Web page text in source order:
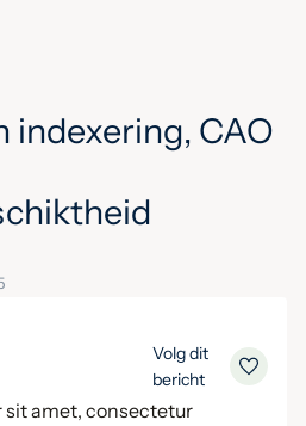
indexering, CAO
Volg dit
bericht
sit amet, consectetur